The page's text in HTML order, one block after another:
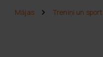
Mājas Treniņi un